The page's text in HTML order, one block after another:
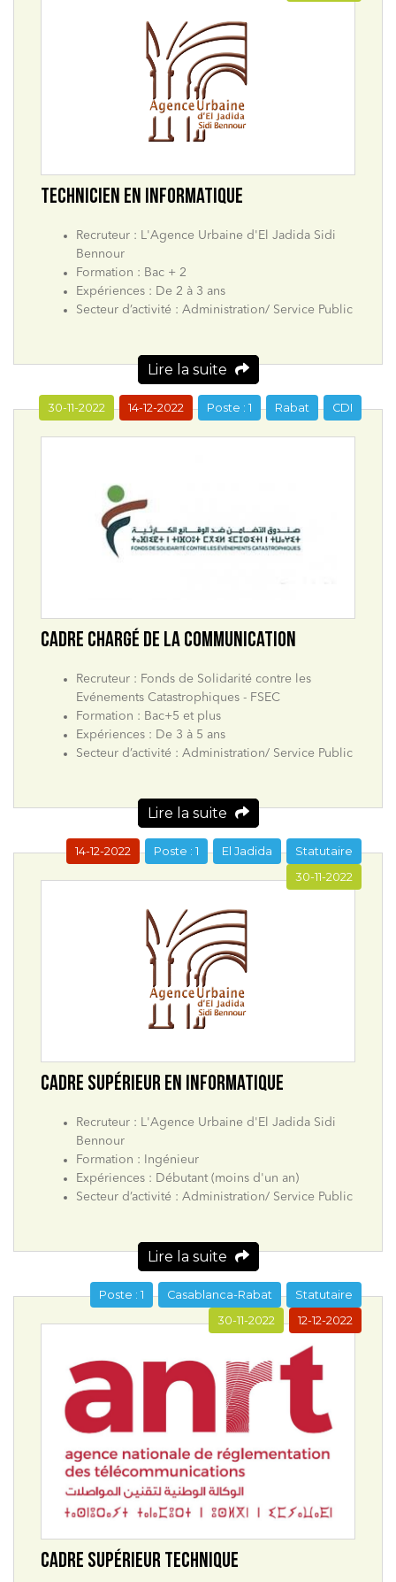
TECHNICIEN EN INFORMATIQUE
Recruteur : L'Agence Urbaine d'El Jadida Sidi
Bennour
Formation : Bac + 2
Expériences : De 2 à 3 ans
Secteur d’activité : Administration/ Service Public
Lire la suite
CADRE CHARGÉ DE LA COMMUNICATION
Recruteur : Fonds de Solidarité contre les
Evénements Catastrophiques - FSEC
Formation : Bac+5 et plus
Expériences : De 3 à 5 ans
Secteur d’activité : Administration/ Service Public
Lire la suite
CDI
Rabat
Poste : 1
14-12-2022
30-11-2022
CADRE SUPÉRIEUR EN INFORMATIQUE
Recruteur : L'Agence Urbaine d'El Jadida Sidi
Bennour
Formation : Ingénieur
Expériences : Débutant (moins d'un an)
Secteur d’activité : Administration/ Service Public
Lire la suite
Statutaire
El Jadida
Poste : 1
14-12-2022
30-11-2022
CADRE SUPÉRIEUR TECHNIQUE
Statutaire
Casablanca-Rabat
Poste : 1
12-12-2022
30-11-2022